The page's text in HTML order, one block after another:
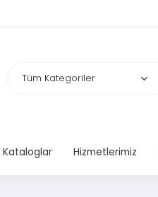
Kataloglar Hizmetlerimiz